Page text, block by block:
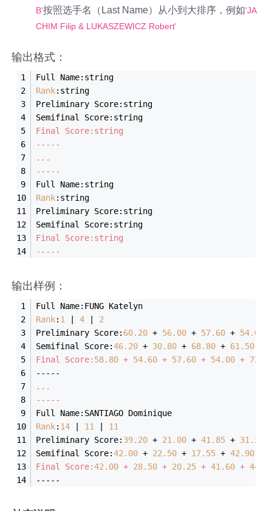
B'按照选手名（Last Name）从小到大排序，例如'JA
CHIM Filip & LUKASZEWICZ Robert'
输出格式：
Full Name:string
Rank:string
Preliminary Score:string
Semifinal Score:string
Final Score:string
-----
...
-----
Full Name:string
Rank:string
Preliminary Score:string
Semifinal Score:string
Final Score:string
-----
输出样例：
Full Name:FUNG Katelyn
Rank: 1 | 4
2
Preliminary Score: 60.20 + 56.00 + 57.60 + 54.00
Semifinal Score:46.20 + 30.80 + 68.80 + 61.50
Final Score: 58.80 + 54.60 + 57.60 + 54.00 +
-----
...
-----
Full Name:SANTIAGO Dominique
Rank: 14 11
11
Preliminary Score: 39.20 + 21.00 + 41.85 + 31.20
Semifinal Score:42.00 + 22.50 + 17.55 + 42.90
Final Score:42.00 + 28.50 + 20.25 + 41.60 +
-----